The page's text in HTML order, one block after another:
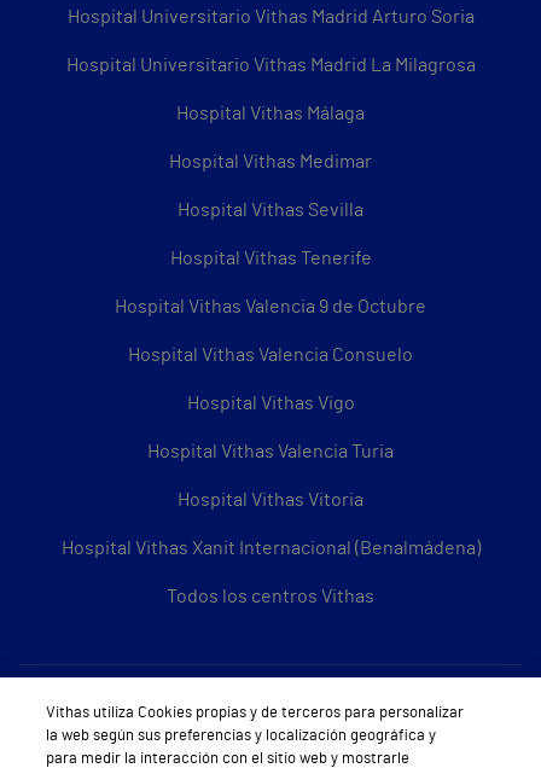
Hospital Universitario Vithas Madrid Arturo Soria
Hospital Universitario Vithas Madrid La Milagrosa
Hospital Vithas Málaga
Hospital Vithas Medimar
Hospital Vithas Sevilla
Hospital Vithas Tenerife
Hospital Vithas Valencia 9 de Octubre
Hospital Vithas Valencia Consuelo
Hospital Vithas Vigo
Hospital Vithas Valencia Turia
Hospital Vithas Vitoria
Hospital Vithas Xanit Internacional (Benalmádena)
Todos los centros Vithas
Sobre Vithas
Quiénes somos
Vithas utiliza Cookies propias y de terceros para personalizar
la web según sus preferencias y localización geográfica y
para medir la interacción con el sitio web y mostrarle